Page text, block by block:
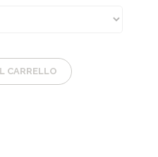
CARRELLO